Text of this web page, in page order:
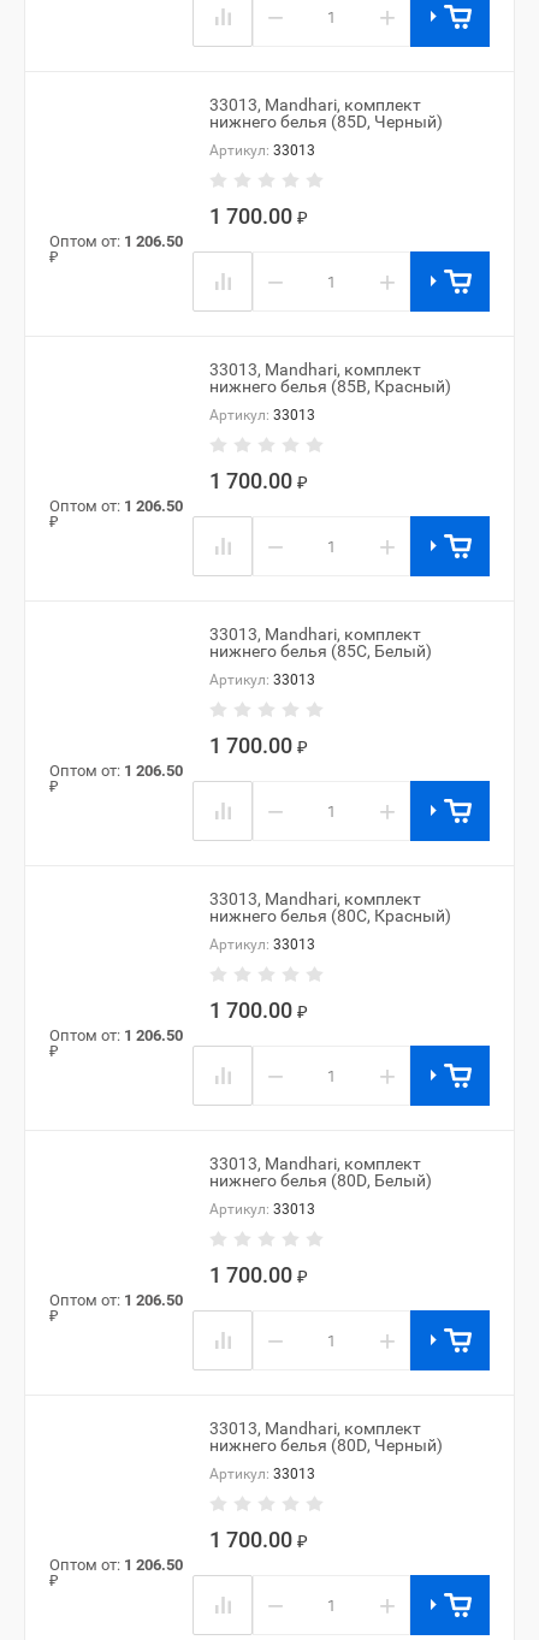
− +
33013, Mandhari, комплект
нижнего белья (85D, Черный)
Артикул: 33013
1 700.00 ₽
Оптом от: 1 206.50
₽
− +
33013, Mandhari, комплект
нижнего белья (85B, Красный)
Артикул: 33013
1 700.00 ₽
Оптом от: 1 206.50
₽
− +
33013, Mandhari, комплект
нижнего белья (85C, Белый)
Артикул: 33013
1 700.00 ₽
Оптом от: 1 206.50
₽
− +
33013, Mandhari, комплект
нижнего белья (80C, Красный)
Артикул: 33013
1 700.00 ₽
Оптом от: 1 206.50
₽
− +
33013, Mandhari, комплект
нижнего белья (80D, Белый)
Артикул: 33013
1 700.00 ₽
Оптом от: 1 206.50
₽
− +
33013, Mandhari, комплект
нижнего белья (80D, Черный)
Артикул: 33013
1 700.00 ₽
Оптом от: 1 206.50
₽
− +